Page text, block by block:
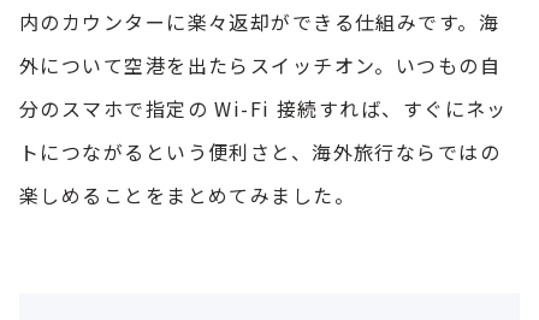
内のカウンターに楽々返却ができる仕組みです。海
外について空港を出たらスイッチオン。いつもの自
分のスマホで指定の Wi-Fi 接続すれば、すぐにネッ
トにつながるという便利さと、海外旅行ならではの
楽しめることをまとめてみました。